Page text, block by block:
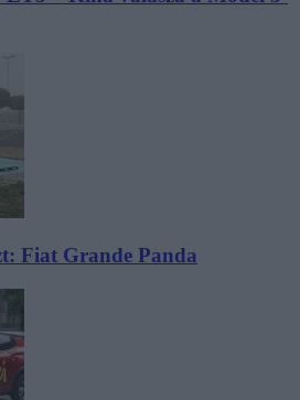
Fiat Grande Panda